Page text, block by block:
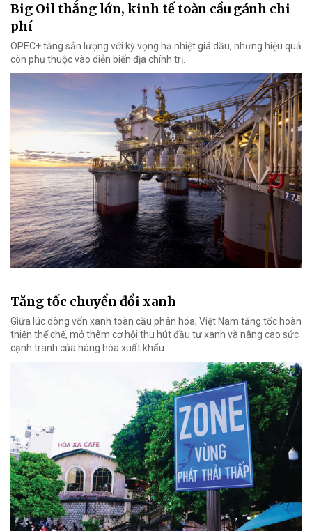
Big Oil thắng lớn, kinh tế toàn cầu gánh chi
phí
OPEC+ tăng sản lượng với kỳ vọng hạ nhiệt giá dầu, nhưng hiệu quả
còn phụ thuộc vào diễn biến địa chính trị.
Tăng tốc chuyển đổi xanh
Giữa lúc dòng vốn xanh toàn cầu phân hóa, Việt Nam tăng tốc hoàn
thiện thể chế, mở thêm cơ hội thu hút đầu tư xanh và nâng cao sức
cạnh tranh của hàng hóa xuất khẩu.